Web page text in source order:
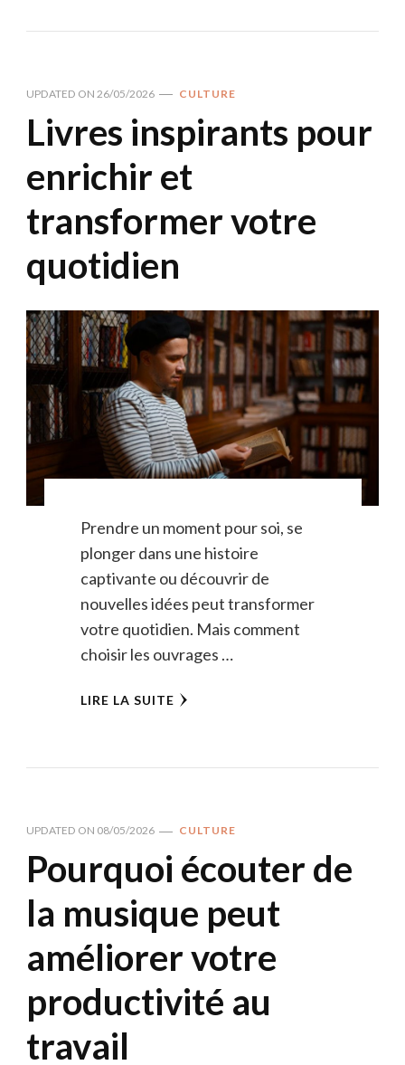
UPDATED ON 26/05/2026 CULTURE
Livres inspirants pour
enrichir et
transformer votre
quotidien
Prendre un moment pour soi, se
plonger dans une histoire
captivante ou découvrir de
nouvelles idées peut transformer
votre quotidien. Mais comment
choisir les ouvrages …
LIRE LA SUITE
UPDATED ON 08/05/2026 CULTURE
Pourquoi écouter de
la musique peut
améliorer votre
productivité au
travail